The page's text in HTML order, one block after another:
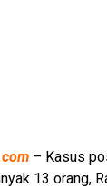
– Kasus
13 orang,